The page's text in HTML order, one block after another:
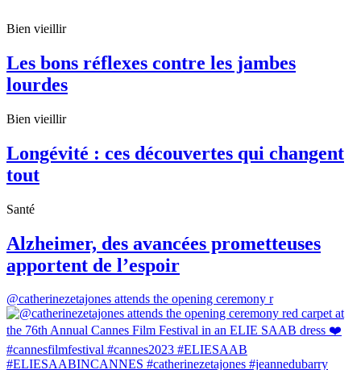
Bien vieillir
Les bons réflexes contre les jambes
lourdes
Bien vieillir
Longévité : ces découvertes qui changent
tout
Santé
Alzheimer, des avancées prometteuses
apportent de l’espoir
@catherinezetajones attends the opening ceremony r